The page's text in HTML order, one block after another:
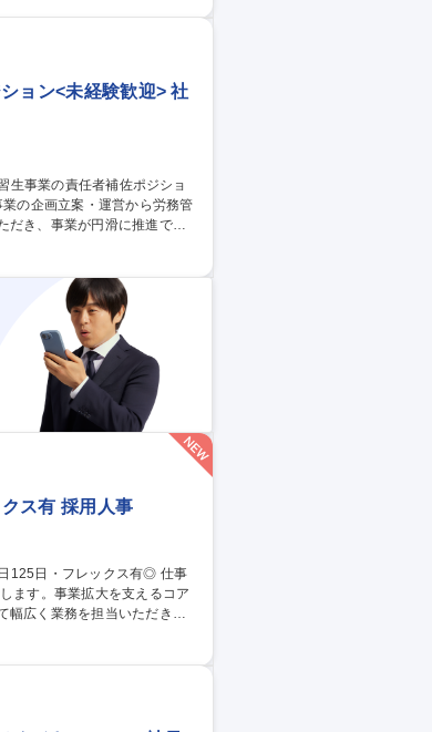
ョン<未経験歓迎> 社
だき、事業が円滑に推進でき
ス有 採用人事
ます。事業拡大を支えるコア
幅広く業務を担当いただきま